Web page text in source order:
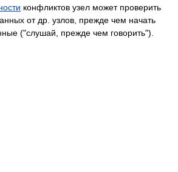
конфликтов узел может проверить
от др. узлов, прежде чем начать
("слушай, прежде чем говорить").